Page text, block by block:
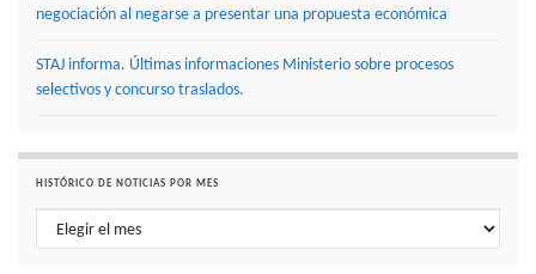
negociación al negarse a presentar una propuesta económica
STAJ informa. Últimas informaciones Ministerio sobre procesos
selectivos y concurso traslados.
HISTÓRICO DE NOTICIAS POR MES
Histórico de noticias por mes